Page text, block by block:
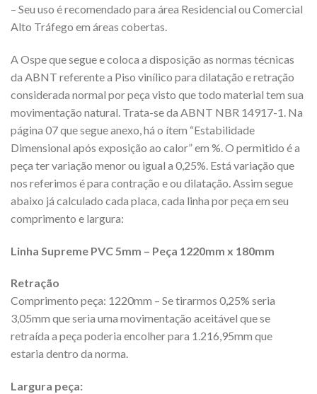
– Seu uso é recomendado para área Residencial ou Comercial
Alto Tráfego em áreas cobertas.
A Ospe que segue e coloca a disposição as normas técnicas
da ABNT referente a Piso vinílico para dilatação e retração
considerada normal por peça visto que todo material tem sua
movimentação natural. Trata-se da ABNT NBR 14917-1. Na
página 07 que segue anexo, há o ítem “Estabilidade
Dimensional após exposição ao calor” em %. O permitido é a
peça ter variação menor ou igual a 0,25%. Está variação que
nos referimos é para contração e ou dilatação. Assim segue
abaixo já calculado cada placa, cada linha por peça em seu
comprimento e largura:
Linha Supreme PVC 5mm – Peça 1220mm x 180mm
Retração
Comprimento peça: 1220mm – Se tirarmos 0,25% seria
3,05mm que seria uma movimentação aceitável que se
retraída a peça poderia encolher para 1.216,95mm que
estaria dentro da norma.
Largura peça: